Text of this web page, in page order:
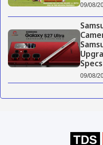
09/08/
09/08/
TDS